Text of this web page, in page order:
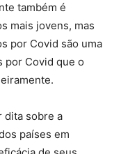
também é
mais jovens, mas
por Covid são uma
por Covid que o
dita sobre a
países em